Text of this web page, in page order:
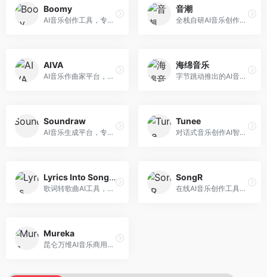
Boomy
AI音乐创作工具，专注于快速音乐生成与发布。面向音乐爱好者和业余创作者，支持一键生成原创音乐，可直接发布到音乐平台，创作门槛低。
音潮
全栈自研AI音乐创作平台，支持从创作到发布的完整流程。面向独立音乐人和音乐工作室，提供作词作曲、编曲混音、音乐发布等服务，创作工具专业。
AIVA
AI音乐作曲家平台，专注于古典和影视配乐创作。面向影视制作人和游戏开发者，提供原创音乐生成、配乐定制等服务，音乐风格专业，适合影视游戏配乐。
海绵音乐
字节跳动推出的AI音乐创作平台，支持多风格音乐生成。面向内容创作者和音乐爱好者，提供歌词创作、旋律生成、编曲制作等服务，创作效率高，适合短视频配乐。
Soundraw
AI音乐生成平台，专注于免版税音乐创作。面向视频创作者和内容制作者，提供背景音乐生成、音乐定制等服务，音乐版权清晰，适合视频配乐场景。
Tunee
对话式音乐创作AI智能体，支持自然语言交互创作。面向音乐爱好者，通过对话方式完成音乐创作，交互体验友好，创作过程直观。
Lyrics Into Song AI
歌词转歌曲AI工具，支持将歌词转化为完整歌曲。面向歌词创作者和音乐爱好者，提供歌词谱曲、编曲制作等服务，歌词音乐化效率高。
SongR
在线AI音乐创作工具，支持歌词与旋律一体化生成。面向内容创作者和音乐爱好者，提供歌词创作、旋律生成、音乐制作等服务，操作简便，创作速度快。
Mureka
昆仑万维AI音乐商用创作平台，专注于商业音乐授权。面向企业和商业用户，提供版权音乐生成、商用授权等服务，音乐版权清晰，商业应用安全。